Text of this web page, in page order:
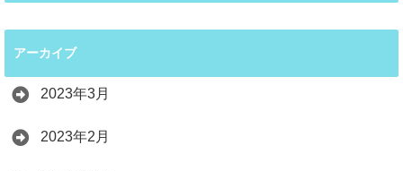
アーカイブ
2023年3月
2023年2月